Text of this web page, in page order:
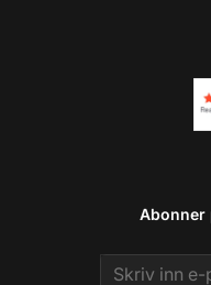
Abonner
Email